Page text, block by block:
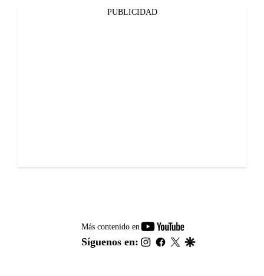
PUBLICIDAD
Más contenido en
youtube-
footer
Síguenos en: instagram
facebook
twitter